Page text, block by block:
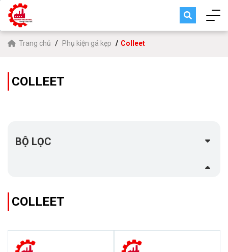
Trang chủ Phụ kiện gá kẹp Colleet
COLLEET
BỘ LỌC
COLLEET